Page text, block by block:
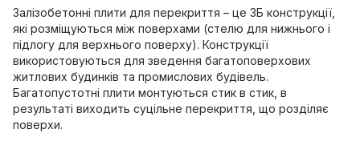
Залізобетонні плити для перекриття – це ЗБ конструкції,
які розміщуються між поверхами (стелю для нижнього і
підлогу для верхнього поверху). Конструкції
використовуються для зведення багатоповерхових
житлових будинків та промислових будівель.
Багатопустотні плити монтуються стик в стик, в
результаті виходить суцільне перекриття, що розділяє
поверхи.